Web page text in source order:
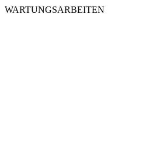
WARTUNGSARBEITEN